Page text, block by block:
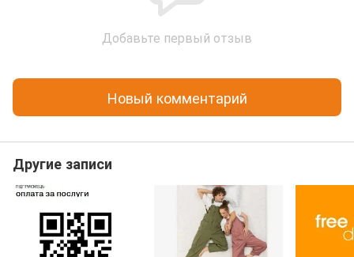
Добавьте первый отзыв
Новый комментарий
Другие записи